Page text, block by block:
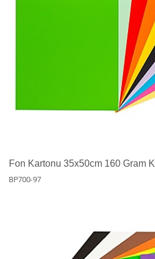
Fon Kartonu 35x50cm 160 Gram
BP700-97